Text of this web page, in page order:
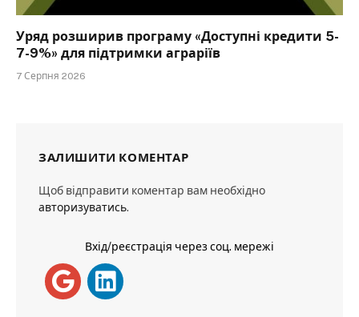
Уряд розширив програму «Доступні кредити 5-
7-9%» для підтримки аграріїв
7 Серпня 2026
ЗАЛИШИТИ КОМЕНТАР
Щоб відправити коментар вам необхідно
авторизуватись.
Вхід/реєстрація через соц. мережі